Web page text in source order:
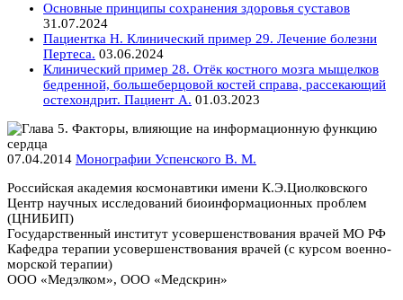
Основные принципы сохранения здоровья суставов
31.07.2024
Пациентка Н. Клинический пример 29. Лечение болезни
Пертеса. 03.06.2024
Клинический пример 28. Отёк костного мозга мыщелков
бедренной, большеберцовой костей справа, рассекающий
остехондрит. Пациент А. 01.03.2023
07.04.2014 Монографии Успенского В. М.
Российская академия космонавтики имени К.Э.Циолковского
Центр научных исследований биоинформационных проблем
(ЦНИБИП)
Государственный институт усовершенствования врачей МО РФ
Кафедра терапии усовершенствования врачей (с курсом военно-
морской терапии)
ООО «Медэлком», ООО «Медскрин»